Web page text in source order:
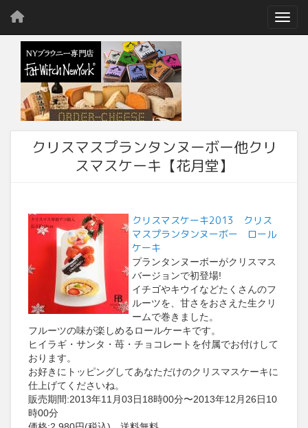
クリスマスプランタンヌーボー他クリ
スマスケーキ【花月堂】
クリスマスケーキ2013 クリス
マスプランタンヌーボー ロール
ケーキ
プランタンヌーボーがクリスマス
バージョンで初登場!
イチゴやキウイなどたくさんのフ
ルーツを、甘さをおさえた生クリ
ームで巻きました。
フルーツの味が楽しめるロールケーキです。
ヒイラギ・サンタ・苺・チョコレートを付属でお付けして
おります。
お好きにトッピングしてあなただけのクリスマスケーキに
仕上げてくださいね。
販売期間:2013年11月03日18時00分〜2013年12月26日10
時00分